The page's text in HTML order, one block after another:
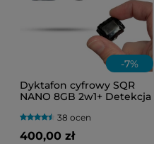
-7%
Dyktafon cyfrowy SQR
NANO 8GB 2w1+ Detekcja
Rozmiar)38 ocen
400,00 zł